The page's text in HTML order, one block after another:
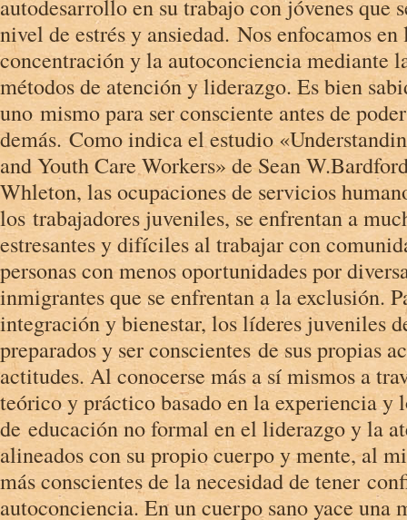
autodesarrollo en su trabajo con jóvenes que
nivel de estrés y ansiedad. Nos enfocamos
concentración y la autoconciencia mediante
métodos de atención y liderazgo. Es bien
uno mismo para ser consciente antes de
demás. Como indica el estudio
and Youth Care Workers» de Sean
Whleton, las ocupaciones de servicios
los trabajadores juveniles, se enfrentan a
estresantes y difíciles al trabajar con
personas con menos oportunidades por
inmigrantes que se enfrentan a la exclusión.
integración y bienestar, los líderes juveniles
preparados y ser conscientes de sus propias
actitudes. Al conocerse más a sí mismos a
teórico y práctico basado en la experiencia y
de educación no formal en el liderazgo y la
alineados con su propio cuerpo y mente, al
más conscientes de la necesidad de tener
autoconciencia. En un cuerpo sano yace una